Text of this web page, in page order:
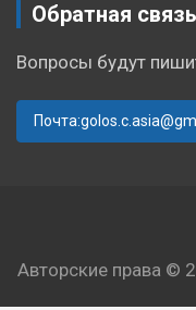
Обратная связь
Вопросы будут
Авторские права ©